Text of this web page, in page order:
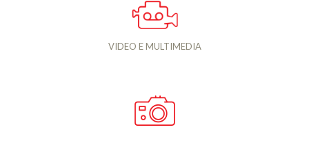
VIDEO E MULTIMEDIA